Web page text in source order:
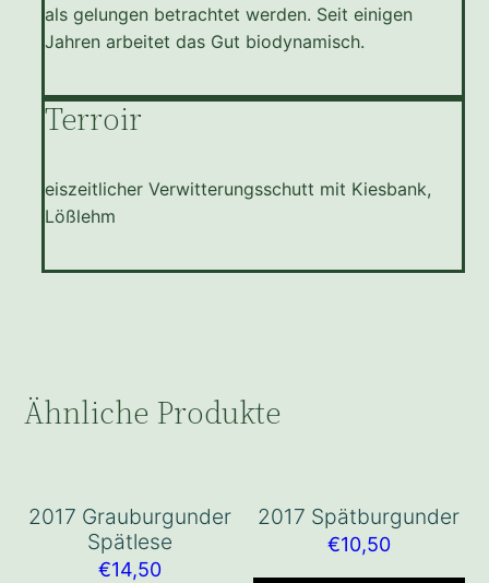
als gelungen betrachtet werden. Seit einigen
Jahren arbeitet das Gut biodynamisch.
Terroir
eiszeitlicher Verwitterungsschutt mit Kiesbank,
Lößlehm
Ähnliche Produkte
2017 Grauburgunder
Spätlese
€14,50
2017 Spätburgunder
€10,50